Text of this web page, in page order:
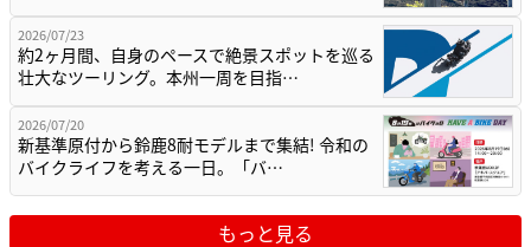
2026/07/23
約2ヶ月間、自身のペースで絶景スポットを巡る
壮大なツーリング。本州一周を目指…
2026/07/20
新基準原付から鈴鹿8耐モデルまで集結! 令和の
バイクライフを考える一日。「バ…
もっと見る